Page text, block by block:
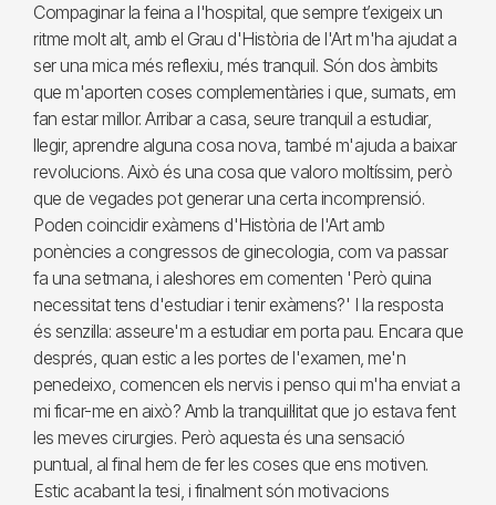
Compaginar la feina a l'hospital, que sempre t’exigeix un
ritme molt alt, amb el Grau d'Història de l'Art m'ha ajudat a
ser una mica més reflexiu, més tranquil. Són dos àmbits
que m'aporten coses complementàries i que, sumats, em
fan estar millor. Arribar a casa, seure tranquil a estudiar,
llegir, aprendre alguna cosa nova, també m'ajuda a baixar
revolucions. Això és una cosa que valoro moltíssim, però
que de vegades pot generar una certa incomprensió.
Poden coincidir exàmens d'Història de l'Art amb
ponències a congressos de ginecologia, com va passar
fa una setmana, i aleshores em comenten 'Però quina
necessitat tens d'estudiar i tenir exàmens?' I la resposta
és senzilla: asseure'm a estudiar em porta pau. Encara que
després, quan estic a les portes de l'examen, me'n
penedeixo, comencen els nervis i penso qui m'ha enviat a
mi ficar-me en això? Amb la tranquil·litat que jo estava fent
les meves cirurgies. Però aquesta és una sensació
puntual, al final hem de fer les coses que ens motiven.
Estic acabant la tesi, i finalment són motivacions